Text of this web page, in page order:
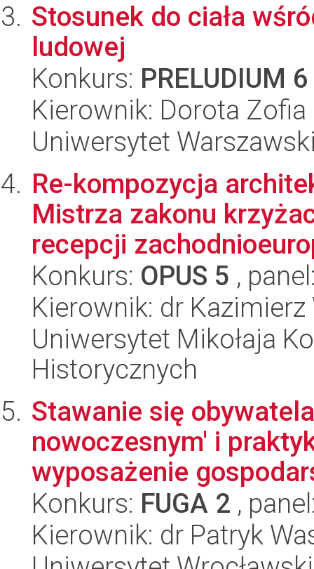
Stosunek do ciała
ludowej
Konkurs: PRELUDIUM 6
Kierownik: Dorota Zofia
Uniwersytet
Re-kompozycja
Mistrza zakonu
recepcji
Konkurs: OPUS 5 ,
Kierownik: dr
Uniwersytet Mikołaja
Historycznych
Stawanie się
nowoczesnym' i
wyposażenie
Konkurs: FUGA 2 ,
Kierownik: dr Patryk